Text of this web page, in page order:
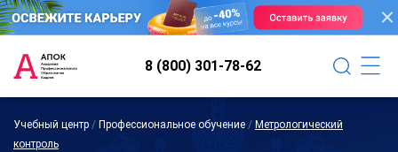
8 (800) 301-78-62
Учебный центр / Профессиональное обучение / Метрологический
контроль